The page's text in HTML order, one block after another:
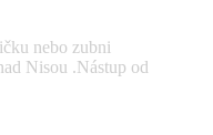
nebo zubni
Nisou .Nástup od